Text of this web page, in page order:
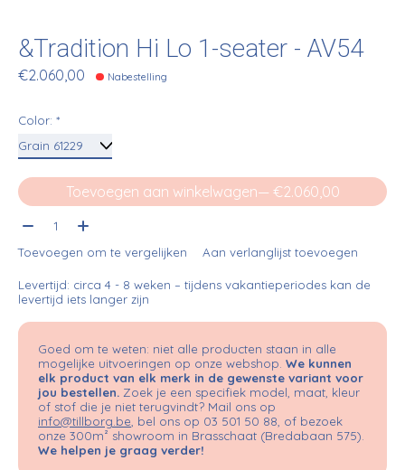
&Tradition Hi Lo 1-seater - AV54
€2.060,00 Nabestelling
Color: *
Toevoegen aan winkelwagen
— €2.060,00
Aantal:
Toevoegen om te vergelijken Aan verlanglijst toevoegen
Levertijd: circa 4 - 8 weken – tijdens vakantieperiodes kan de
levertijd iets langer zijn
Goed om te weten: niet alle producten staan in alle
mogelijke uitvoeringen op onze webshop. We kunnen
elk product van elk merk in de gewenste variant voor
jou bestellen. Zoek je een specifiek model, maat, kleur
of stof die je niet terugvindt? Mail ons op
info@tillborg.be , bel ons op 03 501 50 88, of bezoek
onze 300m² showroom in Brasschaat (Bredabaan 575).
We helpen je graag verder!